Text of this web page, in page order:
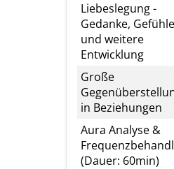
Liebeslegung -
Gedanke, Gefühle
und weitere
Entwicklung
Große
in Beziehungen
Aura Analyse &
(Dauer: 60min)